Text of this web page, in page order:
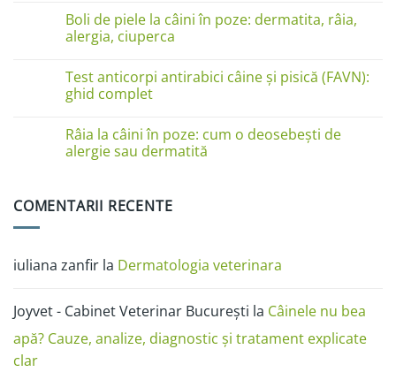
Cauze
și
soluții
la
Boli
de
pisici
în
imagini:
ciupercă,
alergii
și
Boli de piele la câini în poze: dermatita, râia,
alergia, ciuperca
Boli
de
câini
în
poze:
ciuperca
Test anticorpi antirabici câine și pisică (FAVN):
ghid complet
la
Test
anticorpi
pisică
Râia la câini în poze: cum o deosebești de
alergie sau dermatită
Râia
cum
o
alergie
sau
COMENTARII RECENTE
iuliana zanfir la Dermatologia veterinara
Joyvet - Cabinet Veterinar București la Câinele nu bea
apă? Cauze, analize, diagnostic și tratament explicate
clar